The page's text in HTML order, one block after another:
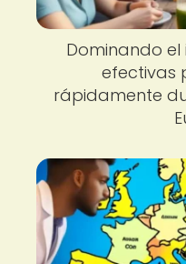
Dominando el
efectivas
rápidamente